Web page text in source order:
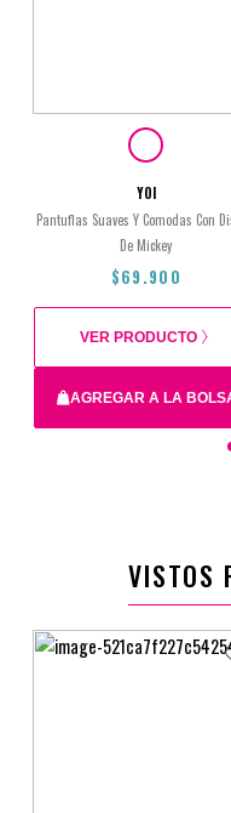
YOI
Pantuflas Suaves Y Comodas Con
De Mickey
$69.900
AGREGAR A LA
VER PRODUCTO
VISTOS